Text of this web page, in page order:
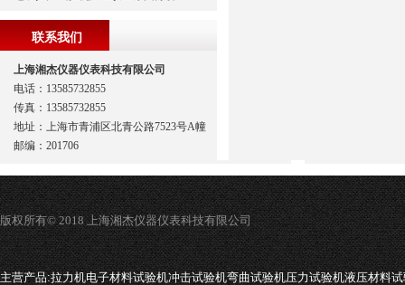
联系我们
上海湘杰仪器仪表科技有限公司
电话：13585732855
传真：13585732855
地址：上海市青浦区北青公路7523号A幢
邮编：201706
版权所有© 2018 上海湘杰仪器仪表科技有限公司
主营产品:拉力机电子材料试验机冲击试验机弯曲试验机压力试验机液压材料